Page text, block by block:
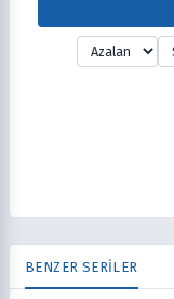
BENZER SERİLER